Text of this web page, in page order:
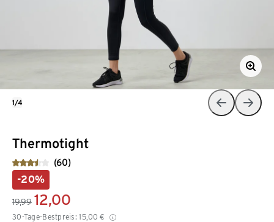
Thermotight
(60)
-20%
19,99 12,00
30-Tage-Bestpreis: 15,00 €
1/4